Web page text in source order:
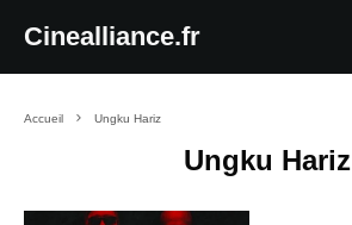
Cinealliance.fr
Accueil Ungku Hariz
Ungku Hariz